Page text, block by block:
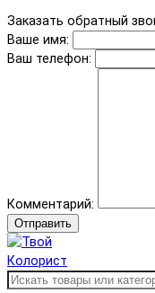
Заказать обратный
Ваше имя:
Ваш телефон:
Комментарий:
Отправить